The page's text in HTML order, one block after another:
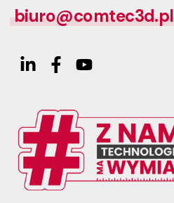
biuro@comtec3d.pl